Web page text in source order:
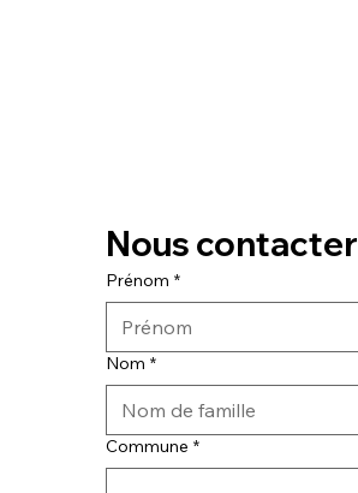
Nous contacter
Prénom *
Nom *
Commune *